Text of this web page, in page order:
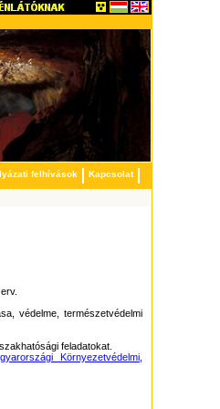
felhívások Kapcsolat
védelme, természetvédelmi
feladatokat.
Környezetvédelmi,